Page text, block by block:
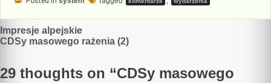
Nawigacja
wpisu
Impresje alpejskie
CDSy masowego rażenia (2)
29 thoughts on “CDSy masowego